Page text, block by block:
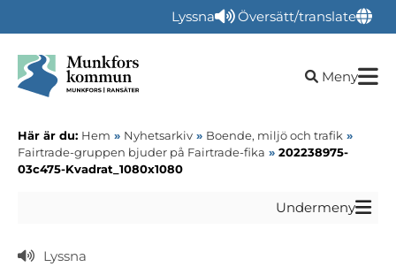
Lyssna Översätt/translate
Öppna
Meny
Här är du: Hem » Nyhetsarkiv » Boende, miljö och trafik »
Fairtrade-gruppen bjuder på Fairtrade-fika » 202238975-
03c475-Kvadrat_1080x1080
Undermeny
Lyssna